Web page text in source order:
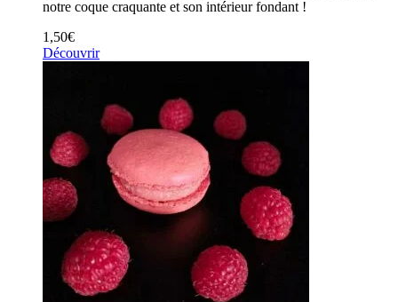
notre coque craquante et son intérieur fondant !
1,50€
Découvrir